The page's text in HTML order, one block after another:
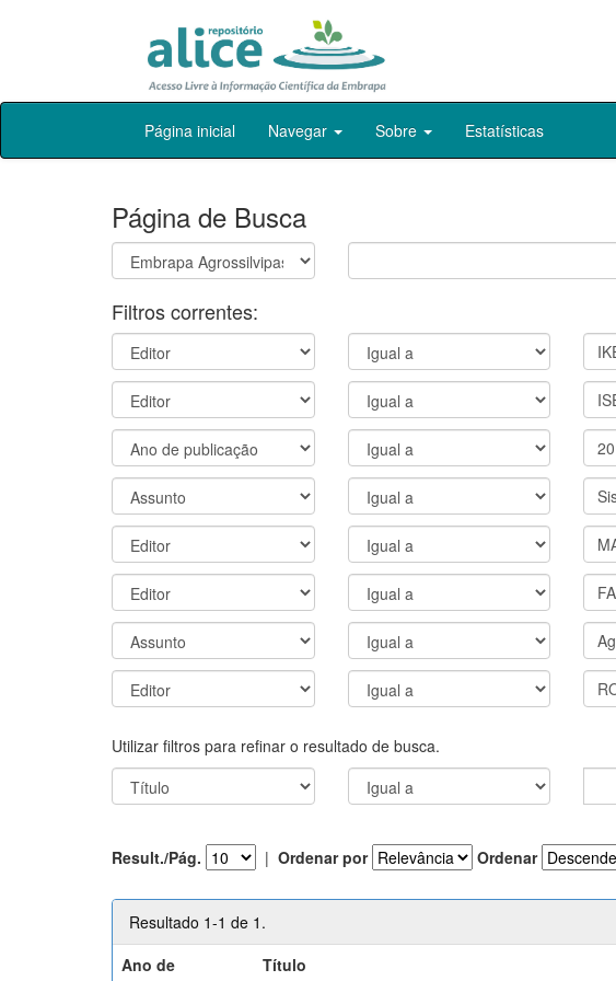
Skip
Página inicial Navegar Sobre Estatísticas
Página de Busca
Filtros correntes:
Utilizar filtros para refinar o resultado de busca.
Result./Pág. | Ordenar por Ordenar
Resultado 1-1 de 1.
Ano de
Título